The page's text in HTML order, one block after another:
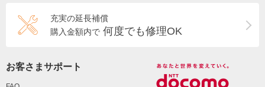
充実の延長補償
購入金額内で 何度でも修理OK
お客さまサポート